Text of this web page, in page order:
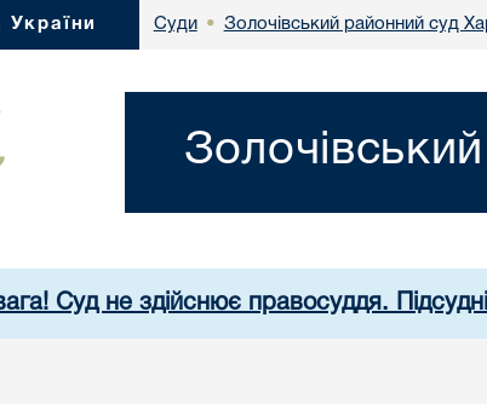
Суди • Золочівський районний суд
Суд не здійснює правосуддя.